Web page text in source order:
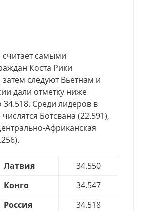
самыми
Коста Рики
затем следуют Вьетнам и
дали отметку ниже
34.518. Среди лидеров в
Ботсвана (22.591),
Африканская
Латвия
34.550
Конго
34.547
Россия
34.518